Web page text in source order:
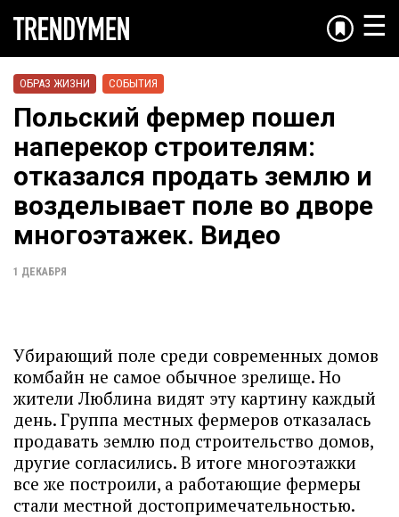
☰
ОБРАЗ ЖИЗНИ СОБЫТИЯ
Польский фермер пошел
наперекор строителям:
отказался продать землю и
возделывает поле во дворе
многоэтажек. Видео
1 ДЕКАБРЯ
Убирающий поле среди современных домов
комбайн не самое обычное зрелище. Но
жители Люблина видят эту картину каждый
день. Группа местных фермеров отказалась
продавать землю под строительство домов,
другие согласились. В итоге многоэтажки
все же построили, а работающие фермеры
стали местной достопримечательностью.